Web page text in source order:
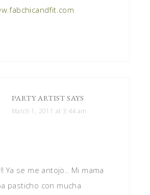
PARTY ARTISTSAYS
March 1, 2011 at 3:44 am
Ya se me antojo.. Mi mama
pasticho con mucha